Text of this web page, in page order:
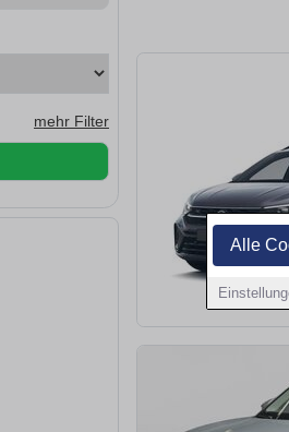
Alle
mehr Filter